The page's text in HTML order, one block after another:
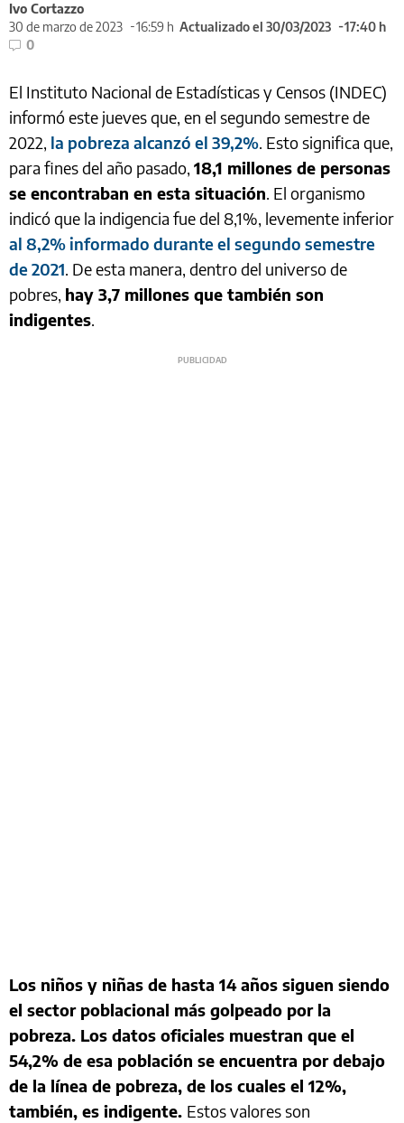
Ivo Cortazzo
30 de marzo de 2023
16:59 h Actualizado el 30/03/2023
17:40 h
0
El Instituto Nacional de Estadísticas y Censos (INDEC)
informó este jueves que, en el segundo semestre de
2022, la pobreza alcanzó el 39,2%. Esto significa que,
para fines del año pasado, 18,1 millones de personas
se encontraban en esta situación. El organismo
indicó que la indigencia fue del 8,1%, levemente inferior
al 8,2% informado durante el segundo semestre
de 2021. De esta manera, dentro del universo de
pobres, hay 3,7 millones que también son
indigentes.
Los niños y niñas de hasta 14 años siguen siendo
el sector poblacional más golpeado por la
pobreza. Los datos oficiales muestran que el
54,2% de esa población se encuentra por debajo
de la línea de pobreza, de los cuales el 12%,
también, es indigente. Estos valores son